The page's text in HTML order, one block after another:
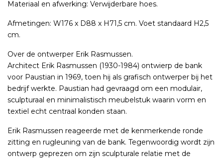
Materiaal en afwerking: Verwijderbare hoes.
Afmetingen: W176 x D88 x H71,5 cm. Voet standaard H2,5
cm.
Over de ontwerper Erik Rasmussen.
Architect Erik Rasmussen (1930-1984) ontwierp de bank
voor Paustian in 1969, toen hij als grafisch ontwerper bij het
bedrijf werkte. Paustian had gevraagd om een ​​modulair,
sculpturaal en minimalistisch meubelstuk waarin vorm en
textiel echt centraal konden staan.
Erik Rasmussen reageerde met de kenmerkende ronde
zitting en rugleuning van de bank. Tegenwoordig wordt zijn
ontwerp geprezen om zijn sculpturale relatie met de